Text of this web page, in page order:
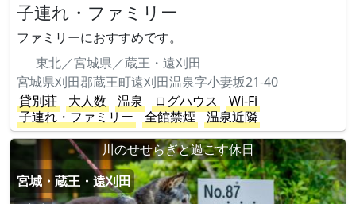
子連れ・ファミリー
ファミリーにおすすめです。
東北／宮城県／蔵王・遠刈田
宮城県刈田郡蔵王町遠刈田温泉字小妻坂21-40
貸別荘
大人数 温泉 ログハウス
Wi-Fi
子連れ・ファミリー
全館禁煙
温泉近隣
川のせせらぎと過ごす休日
宮城・蔵王・遠刈田